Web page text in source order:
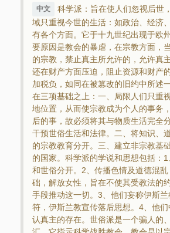
中文 科学派：旨在使人们忽视后世
域只重视今世的生活：如政治、经济
有各个方面。它于十九世纪出现于欧
要原因是教会的暴虐，在宗教方面，
的宗教，禁止真主所允许的，允许真
还在财产方面压迫，阻止资源和财产
加税负，如同在被篡改的旧约中所述
在三项基础之上：一、局限人们只重
地位置，从而使宗教成为个人的事务
后的事，故必须将其与物质生活完全
干预世俗生活和法律。二、将知识、
的宗教教育分开。三、建立非宗教基
的国家。科学派的学说和思想包括：
和世俗分开。2、传播色情及道德混
础，解放女性，旨在不使其受教法的
手段推动这一切。3、他们妄称伊斯
符，伊斯兰教宣传落后思想。4、他
认真主的存在。世俗派是一个骗人的